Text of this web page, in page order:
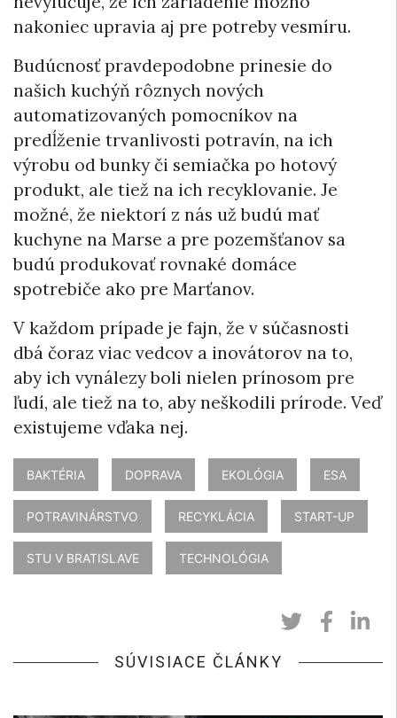
nakoniec upravia aj pre potreby vesmíru.
Budúcnosť pravdepodobne prinesie do
našich kuchýň rôznych nových
automatizovaných pomocníkov na
predĺženie trvanlivosti potravín, na ich
výrobu od bunky či semiačka po hotový
produkt, ale tiež na ich recyklovanie. Je
možné, že niektorí z nás už budú mať
kuchyne na Marse a pre pozemšťanov sa
budú produkovať rovnaké domáce
spotrebiče ako pre Marťanov.
V každom prípade je fajn, že v súčasnosti
dbá čoraz viac vedcov a inovátorov na to,
aby ich vynálezy boli nielen prínosom pre
ľudí, ale tiež na to, aby neškodili prírode. Veď
existujeme vďaka nej.
BAKTÉRIA DOPRAVA EKOLÓGIA ESA
POTRAVINÁRSTVO RECYKLÁCIA START-UP
STU V BRATISLAVE TECHNOLÓGIA
SÚVISIACE ČLÁNKY